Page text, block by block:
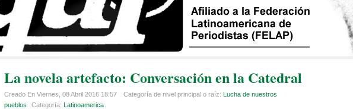
La novela artefacto: Conversación en la Catedral
Creado En Viernes, 08 Abril 2016 18:57 Categoría de nivel principal o raíz: Lucha de nuestros
pueblos
Categoría: Latinoamerica